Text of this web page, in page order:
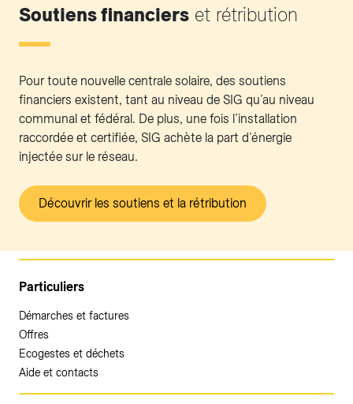
Soutiens financiers et rétribution
Pour toute nouvelle centrale solaire, des soutiens
financiers existent, tant au niveau de SIG qu’au niveau
communal et fédéral. De plus, une fois l’installation
raccordée et certifiée, SIG achète la part d’énergie
injectée sur le réseau.
Découvrir les soutiens et la rétribution
Particuliers
Démarches et factures
Offres
Ecogestes et déchets
Aide et contacts